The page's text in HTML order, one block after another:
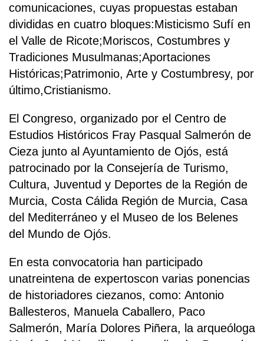
comunicaciones, cuyas propuestas estaban
divididas en cuatro bloques:Misticismo Sufí en
el Valle de Ricote;Moriscos, Costumbres y
Tradiciones Musulmanas;Aportaciones
Históricas;Patrimonio, Arte y Costumbresy, por
último,Cristianismo.
El Congreso, organizado por el Centro de
Estudios Históricos Fray Pasqual Salmerón de
Cieza junto al Ayuntamiento de Ojós, está
patrocinado por la Consejería de Turismo,
Cultura, Juventud y Deportes de la Región de
Murcia, Costa Cálida Región de Murcia, Casa
del Mediterráneo y el Museo de los Belenes
del Mundo de Ojós.
En esta convocatoria han participado
unatreintena de expertoscon varias ponencias
de historiadores ciezanos, como: Antonio
Ballesteros, Manuela Caballero, Paco
Salmerón, María Dolores Piñera, la arqueóloga